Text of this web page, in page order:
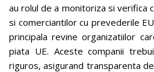
au rolul de a monitoriza si
si comerciantilor cu prevederile
principala revine organizatiilor
piata UE. Aceste companii
riguros, asigurand transparenta